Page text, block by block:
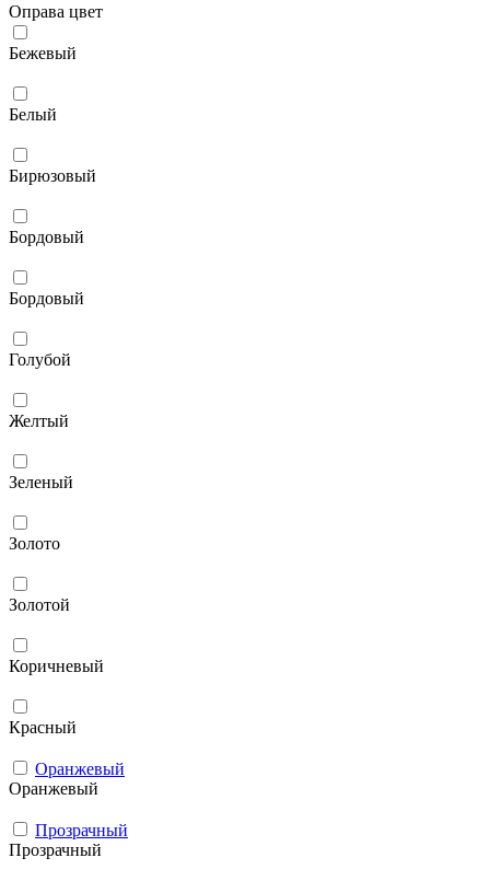
Оправа цвет
Бежевый
Белый
Бирюзовый
Бордовый
Бордовый
Голубой
Желтый
Зеленый
Золото
Золотой
Коричневый
Красный
Оранжевый
Оранжевый
Прозрачный
Прозрачный